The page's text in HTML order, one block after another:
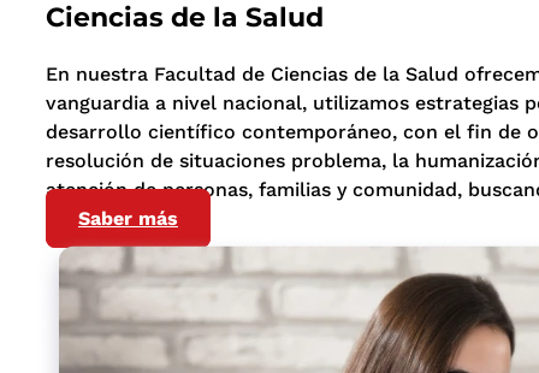
Ciencias de la Salud
En nuestra Facultad de Ciencias de la Salud
vanguardia a nivel nacional, utilizamos estrategias
desarrollo científico contemporáneo, con el fin de
resolución de situaciones problema, la
atención de personas, familias y comunidad,
Saber más